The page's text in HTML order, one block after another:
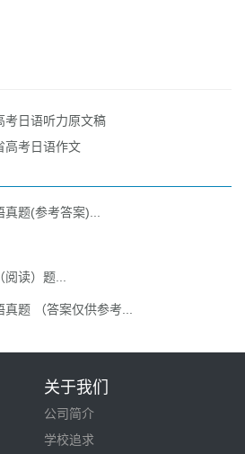
考日语听力原文稿
高考日语作文
题(参考答案)...
读）题...
题 （答案仅供参考...
关于我们
公司简介
学校追求